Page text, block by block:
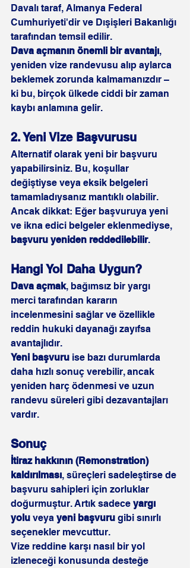
Davalı taraf, Almanya Federal
Cumhuriyeti'dir ve Dışişleri Bakanlığı
tarafından temsil edilir.
Dava açmanın önemli bir avantajı,
yeniden vize randevusu alıp aylarca
beklemek zorunda kalmamanızdır –
ki bu, birçok ülkede ciddi bir zaman
kaybı anlamına gelir.
2. Yeni Vize Başvurusu
Alternatif olarak yeni bir başvuru
yapabilirsiniz. Bu, koşullar
değiştiyse veya eksik belgeleri
tamamladıysanız mantıklı olabilir.
Ancak dikkat: Eğer başvuruya yeni
ve ikna edici belgeler eklenmediyse,
başvuru yeniden reddedilebilir.
Hangi Yol Daha Uygun?
Dava açmak, bağımsız bir yargı
merci tarafından kararın
incelenmesini sağlar ve özellikle
reddin hukuki dayanağı zayıfsa
avantajlıdır.
Yeni başvuru ise bazı durumlarda
daha hızlı sonuç verebilir, ancak
yeniden harç ödenmesi ve uzun
randevu süreleri gibi dezavantajları
vardır.
Sonuç
İtiraz hakkının (Remonstration)
kaldırılması, süreçleri sadeleştirse de
başvuru sahipleri için zorluklar
doğurmuştur. Artık sadece yargı
yolu veya yeni başvuru gibi sınırlı
seçenekler mevcuttur.
Vize reddine karşı nasıl bir yol
izleneceği konusunda desteğe